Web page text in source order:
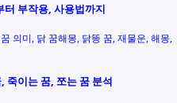
부작용, 사용법까지
의미 닭 꿈해몽 닭똥 꿈 재물운 해몽
죽이는 꿈, 쪼는 꿈 분석